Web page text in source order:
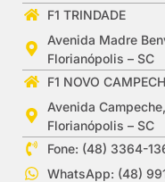
F1 TRINDADE
Avenida Madre
Florianópolis – SC
F1 NOVO
Avenida
Florianópolis – SC
Fone: (48) 3364-
WhatsApp: (48)